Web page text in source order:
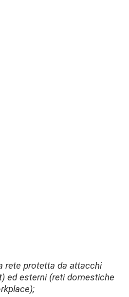
rete protetta da attacchi
ed esterni (reti domestiche